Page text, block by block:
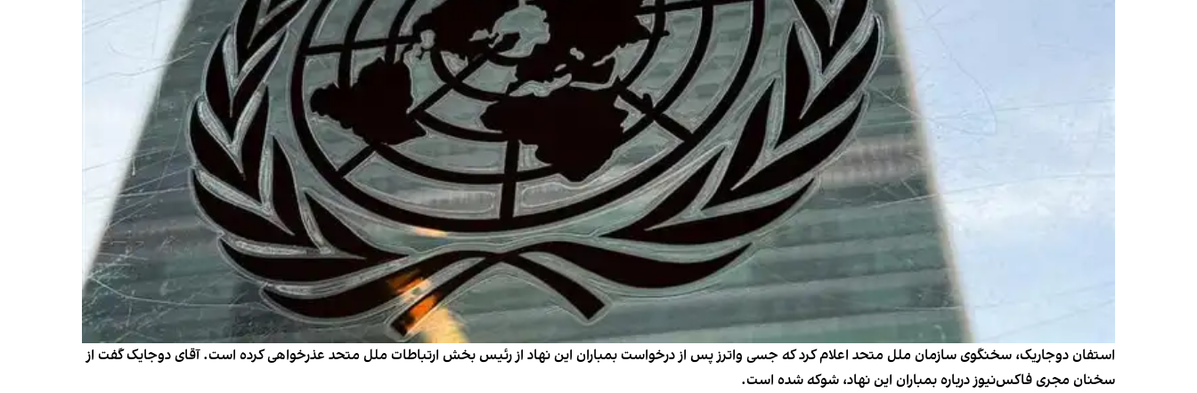
استفان دوجاریک، سخنگوی سازمان ملل متحد اعلام کرد که جسی واترز پس از درخواست بمباران این نهاد از رئيس بخش ارتباطات ملل متحد عذرخواهی کرده است. آقای دوجایک گفت از
سخنان مجری فاکس‌نیوز درباره بمباران این نهاد، شوکه شده است.